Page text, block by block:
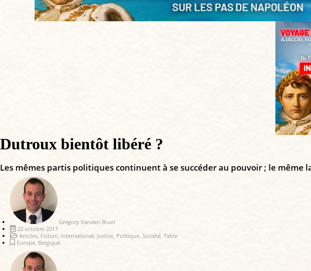
Dutroux bientôt libéré ?
Les mêmes partis politiques continuent à se succéder au pouvoir ; le
Gregory Vanden Bruel
22 octobre 2017
Articles Fiction International Justice Politique Société Table
Europe Belgique